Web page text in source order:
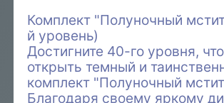
Комплект "Полуночный
й уровень)
Достигните 40-го уровня,
открыть темный и
комплект "Полуночный
Благодаря своему яркому